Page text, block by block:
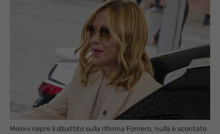
Meloni riapre il dibattito sulla riforma Fornero, nulla è scontato